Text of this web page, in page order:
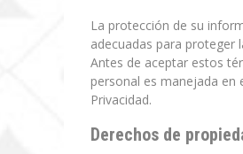
La protección de su
adecuadas para proteger
Antes de aceptar estos
personal es manejada en
Privacidad.
Derechos de